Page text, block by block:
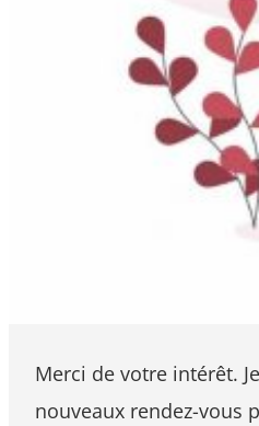
Merci de votre intérêt.
nouveaux rendez-vous